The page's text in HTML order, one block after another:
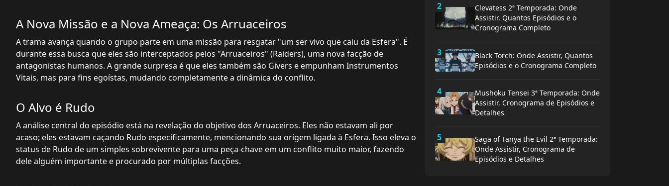
2
Clevatess 2ª Temporada: Onde
Assistir, Quantos Episódios e o
Cronograma Completo
3
Black Torch: Onde Assistir, Quantos
Episódios e o Cronograma Completo
4
Mushoku Tensei 3ª Temporada: Onde
Assistir, Cronograma de Episódios e
Detalhes
5
Saga of Tanya the Evil 2ª Temporada:
Onde Assistir, Cronograma de
Episódios e Detalhes
A Nova Missão e a Nova Ameaça: Os Arruaceiros
A trama avança quando o grupo parte em uma missão para resgatar "um ser vivo que caiu da Esfera". É
durante essa busca que eles são interceptados pelos "Arruaceiros" (Raiders), uma nova facção de
antagonistas humanos. A grande surpresa é que eles também são Givers e empunham Instrumentos
Vitais, mas para fins egoístas, mudando completamente a dinâmica do conflito.
O Alvo é Rudo
A análise central do episódio está na revelação do objetivo dos Arruaceiros. Eles não estavam ali por
acaso; eles estavam caçando Rudo especificamente, mencionando sua origem ligada à Esfera. Isso eleva o
status de Rudo de um simples sobrevivente para uma peça-chave em um conflito muito maior, fazendo
dele alguém importante e procurado por múltiplas facções.